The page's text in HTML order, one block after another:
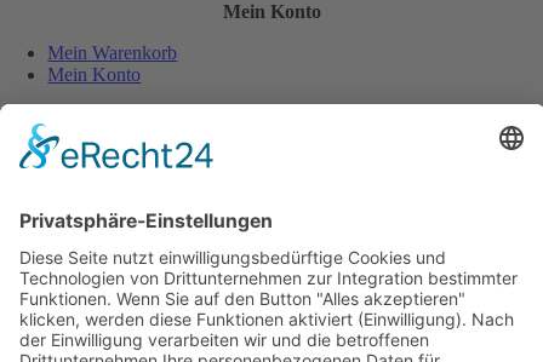
Mein Konto
Mein Warenkorb
Mein Konto
Wiederverkäufer
Wein Exposé
Folgen Sie uns auch auf:
Jugendschutz